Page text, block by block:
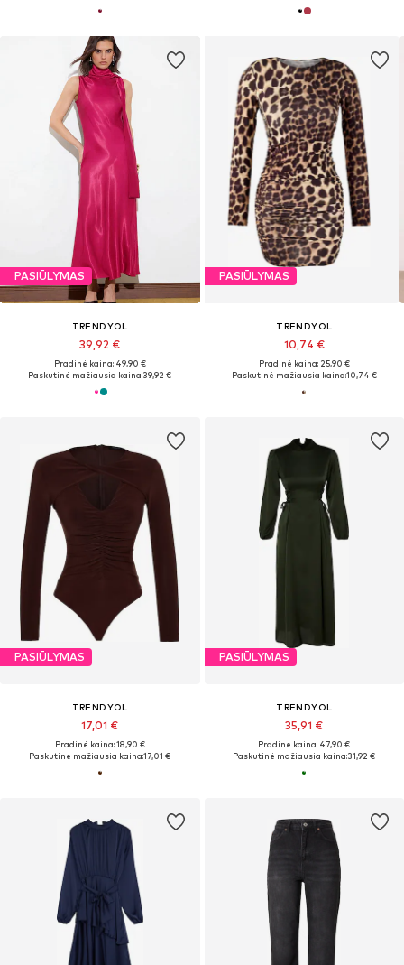
PASIŪLYMAS
TRENDYOL
39,92 €
Pradinė kaina: 49,90 €
Paskutinė mažiausia kaina:39,92 €
PASIŪLYMAS
TRENDYOL
10,74 €
Pradinė kaina: 25,90 €
Paskutinė mažiausia kaina:10,74 €
PASIŪLYMAS
TRENDYOL
17,01 €
Pradinė kaina: 18,90 €
Paskutinė mažiausia kaina:17,01 €
PASIŪLYMAS
TRENDYOL
35,91 €
Pradinė kaina: 47,90 €
Paskutinė mažiausia kaina:31,92 €